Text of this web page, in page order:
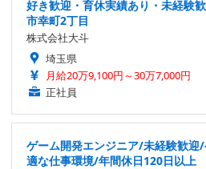
好き歓迎・育休実績あり・未経験
市幸町2丁目
株式会社大斗
埼玉県
月給20万9,100円～30万7,000円
正社員
ゲーム開発エンジニア/未経験歓
適な仕事環境/年間休日120日以上